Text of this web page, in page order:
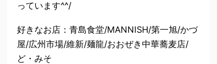
っています^^/
好きなお店：青島食堂/MANNISH/第一旭/かづ
屋/広州市場/維新/麺龍/おおぜき中華蕎麦店/
ど・みそ